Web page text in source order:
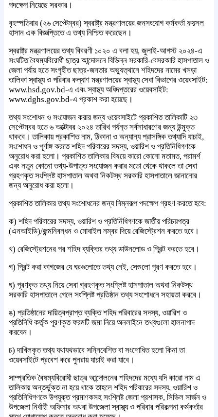
পদক্ষেপ নিয়েছে সরকার।
বৃহস্পতিবার (২৬ সেপ্টেম্বর) স্বরাষ্ট্র মন্ত্রণালয়ের জনসংযোগ কর্মকর্তা ফয়সল
হাসান এক বিজ্ঞপ্তিতে এ তথ্য নিশ্চিত করেছেন।
স্বরাষ্ট্র মন্ত্রণালয়ের তথ্য বিবরণী ১০২০ এ বলা হয়, জুলাই-আগস্ট ২০২৪-এ
সংঘটিত বৈষম্যবিরোধী ছাত্র আন্দোলনে বিভিন্ন সরকারি-বেসরকারি হাসপাতাল ও
জেলা পর্যায় হতে সংগৃহীত ছাত্র-জনতার অভ্যুত্থানে শহিদদের নামের খসড়া
তালিকা স্বাস্থ্য ও পরিবার কল্যাণ মন্ত্রণালয়ের স্বাস্থ্য সেবা বিভাগের ওয়েবসাইট:
www.hsd.gov.bd-এ এবং স্বাস্থ্য অধিদপ্তরের ওয়েবসাইট:
www.dghs.gov.bd-এ প্রকাশ করা হয়েছে।
তথ্য সংশোধন ও সংযোজন করার জন্য ওয়েবসাইটে প্রকাশিত তালিকাটি ২৩
সেপ্টেম্বর হতে ৬ অক্টোবর ২০২৪ তারিখ পর্যন্ত সর্বসাধারণের জন্য উন্মুক্ত
থাকবে। তালিকায় প্রকাশিত নাম, ঠিকানা ও অন্যান্য প্রাসঙ্গিক তথ্যাদি যাচাই,
সংশোধন ও পূর্ণাঙ্গ করতে শহিদ পরিবারের সদস্য, ওয়ারিশ ও প্রতিনিধিগণকে
অনুরোধ করা হলো। প্রকাশিত তালিকার বিষয়ে কারো কোনো মতামত, পরামর্শ
এবং নতুন কোনো তথ্য-উপাত্ত সংযোজন করার মতো থেকে থাকলে তা সেবা
গ্রহণকৃত সংশ্লিষ্ট হাসপাতাল অথবা নিকটস্থ সরকারি হাসপাতালে জানানোর
জন্য অনুরোধ করা হলো।
প্রকাশিত তালিকার তথ্য সংশোধনের জন্য নিম্নরূপ পদক্ষেপ গ্রহণ করতে হবে:
ক) শহিদ পরিবারের সদস্য, ওয়ারিশ ও প্রতিনিধিগণকে জাতীয় পরিচয়পত্র
(এনআইডি)/জন্মনিবন্ধন ও মোবাইল নম্বর দিয়ে রেজিস্ট্রেশন করতে হবে।
খ) রেজিস্ট্রেশনের পর শহিদ ব্যক্তির তথ্য ডাউনলোড ও প্রিন্ট করতে হবে।
গ) প্রিন্ট করা কাগজের যে ঘরগুলোতে তথ্য নেই, সেগুলো পূরণ করতে হবে।
ঘ) পূরণকৃত তথ্য নিয়ে সেবা গ্রহণকৃত সংশ্লিষ্ট হাসপাতাল অথবা নিকটস্থ
সরকারি হাসপাতালে গেলে সংশ্লিষ্ট প্রতিষ্ঠান তথ্য সংশোধনে সহায়তা করবে।
ঙ) প্রতিষ্ঠানের দায়িত্বপ্রাপ্ত ব্যক্তি শহিদ পরিবারের সদস্য, ওয়ারিশ ও
প্রতিনিধি কর্তৃক পূরণকৃত ফরমটি জমা নিয়ে অনলাইনে তথ্যগুলো হালনাগাদ
করবেন।
চ) দাখিলকৃত তথ্য যথাযথভাবে সন্নিবেশিত বা সংশোধিত হলো কিনা তা
ওয়েবসাইটে প্রবেশ করে পুনরায় যাচাই করা যাবে।
সাম্প্রতিক বৈষম্যবিরোধী ছাত্র আন্দোলনের শহিদদের মধ্যে যদি কারো নাম এ
তালিকায় অন্তর্ভুক্ত না হয়ে থাকে তাহলে শহিদ পরিবারের সদস্য, ওয়ারিশ ও
প্রতিনিধিগণকে উপযুক্ত প্রমাণকসহ সংশ্লিষ্ট জেলা প্রশাসক, সিভিল সার্জন ও
উপজেলা নির্বাহী অফিসার অথবা উপজেলা স্বাস্থ্য ও পরিবার পরিকল্পনা কর্মকর্তার